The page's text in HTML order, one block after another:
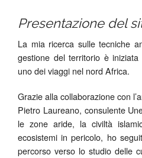
Presentazione del
La mia ricerca sulle tecniche
gestione del territorio è iniziata
uno dei viaggi nel nord Africa.
Grazie alla collaborazione con
Pietro Laureano, consulente
le zone aride, la civiltà
ecosistemi in pericolo, ho
percorso verso lo studio delle